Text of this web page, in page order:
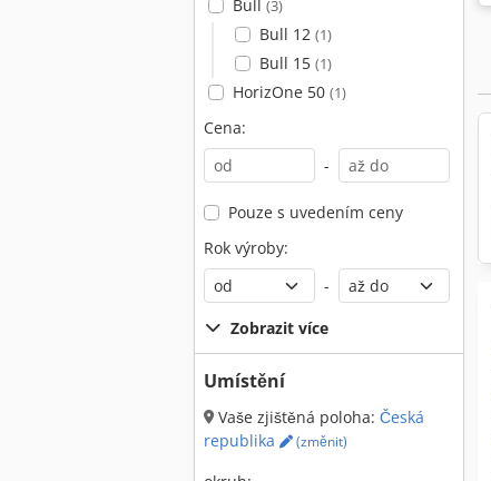
Bull (3)
Bull 12 (1)
Bull 15 (1)
HorizOne 50 (1)
Cena:
-
Pouze s uvedením ceny
Rok výroby:
-
Zobrazit více
Umístění
Vaše zjištěná poloha: Česká
republika
(změnit)